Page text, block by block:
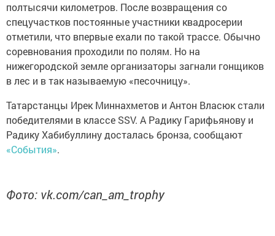
полтысячи километров. После возвращения со
спецучастков постоянные участники квадросерии
отметили, что впервые ехали по такой трассе. Обычно
соревнования проходили по полям. Но на
нижегородской земле организаторы загнали гонщиков
в лес и в так называемую «песочницу».
Татарстанцы Ирек Миннахметов и Антон Власюк стали
победителями в классе SSV. А Радику Гарифьянову и
Радику Хабибуллину досталась бронза, сообщают
«События».
Фото: vk.com/can_am_trophy